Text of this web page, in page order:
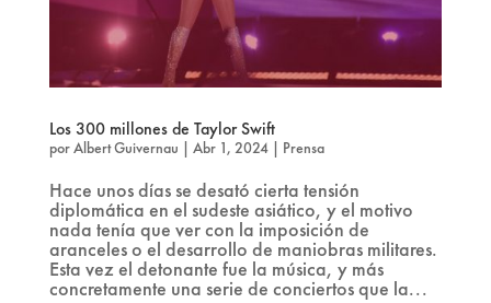
Los 300 millones de Taylor Swift
porAlbert Guivernau Abr 1, 2024| Prensa
Hace unos días se desató cierta tensión
diplomática en el sudeste asiático, y el motivo
nada tenía que ver con la imposición de
aranceles o el desarrollo de maniobras militares.
Esta vez el detonante fue la música, y más
concretamente una serie de conciertos que la...